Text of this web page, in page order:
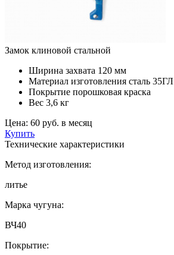
Замок клиновой стальной
Ширина захвата 120 мм
Материал изготовления сталь 35ГЛ
Покрытие порошковая краска
Вес 3,6 кг
Цена: 60 руб. в месяц
Купить
Технические характеристики
Метод изготовления:
литье
Марка чугуна:
ВЧ40
Покрытие: